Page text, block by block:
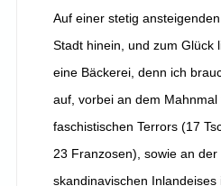
Auf einer stetig
Stadt hinein, und zum Glück
eine Bäckerei, denn ich
auf, vorbei an dem
faschistischen Terrors (17
23 Franzosen), sowie an
skandinavischen Inlandeises